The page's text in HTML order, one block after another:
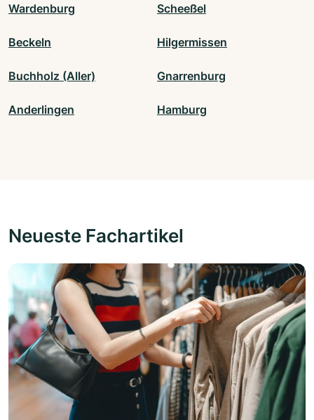
Wardenburg Scheeßel
Beckeln Hilgermissen
Buchholz (Aller) Gnarrenburg
Anderlingen Hamburg
Neueste Fachartikel